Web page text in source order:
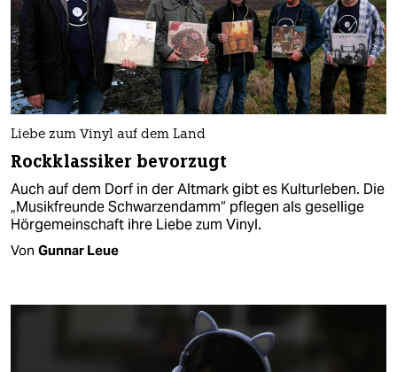
Liebe zum Vinyl auf dem Land
Rockklassiker bevorzugt
Auch auf dem Dorf in der Altmark gibt es Kulturleben. Die
„Musikfreunde Schwarzendamm“ pflegen als gesellige
Hörgemeinschaft ihre Liebe zum Vinyl.
Von Gunnar Leue